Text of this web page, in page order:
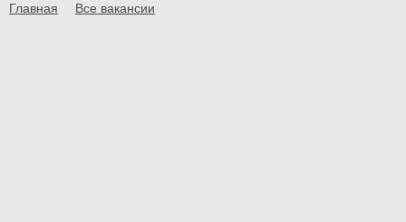
Главная
Все вакансии